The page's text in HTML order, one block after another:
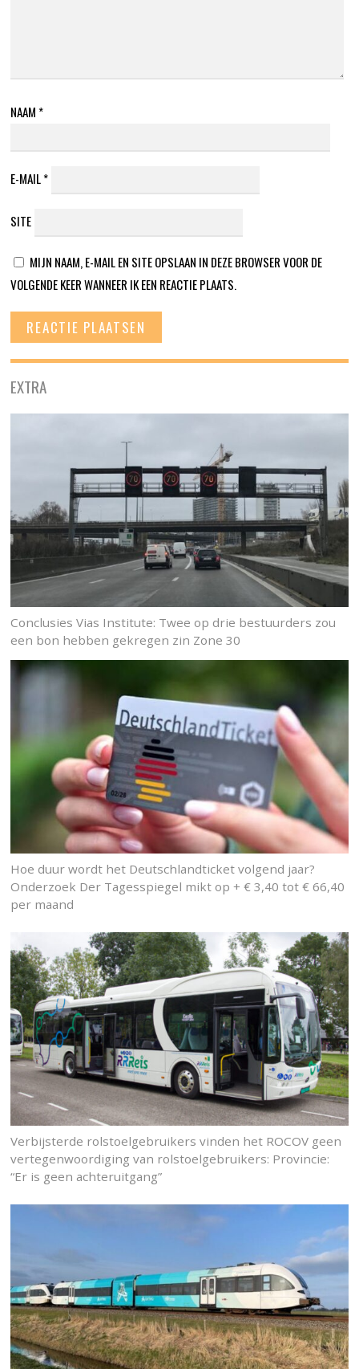
NAAM *
E-MAIL*
SITE
MIJN NAAM, E-MAIL EN SITE OPSLAAN IN DEZE BROWSER VOOR DE
VOLGENDE KEER WANNEER IK EEN REACTIE PLAATS.
EXTRA
Conclusies Vias Institute: Twee op drie bestuurders zou
een bon hebben gekregen zin Zone 30
Hoe duur wordt het Deutschlandticket volgend jaar?
Onderzoek Der Tagesspiegel mikt op + € 3,40 tot € 66,40
per maand
Verbijsterde rolstoelgebruikers vinden het ROCOV geen
vertegenwoordiging van rolstoelgebruikers: Provincie:
“Er is geen achteruitgang”